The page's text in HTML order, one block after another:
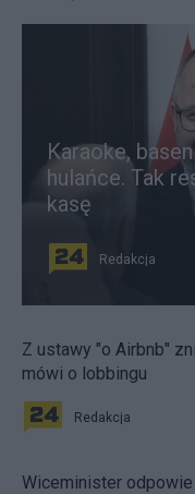
Karaoke,
hulańce. Tak
kasę
Redakcja
Z ustawy "o Airbnb"
mówi o lobbingu
Redakcja
Wiceminister